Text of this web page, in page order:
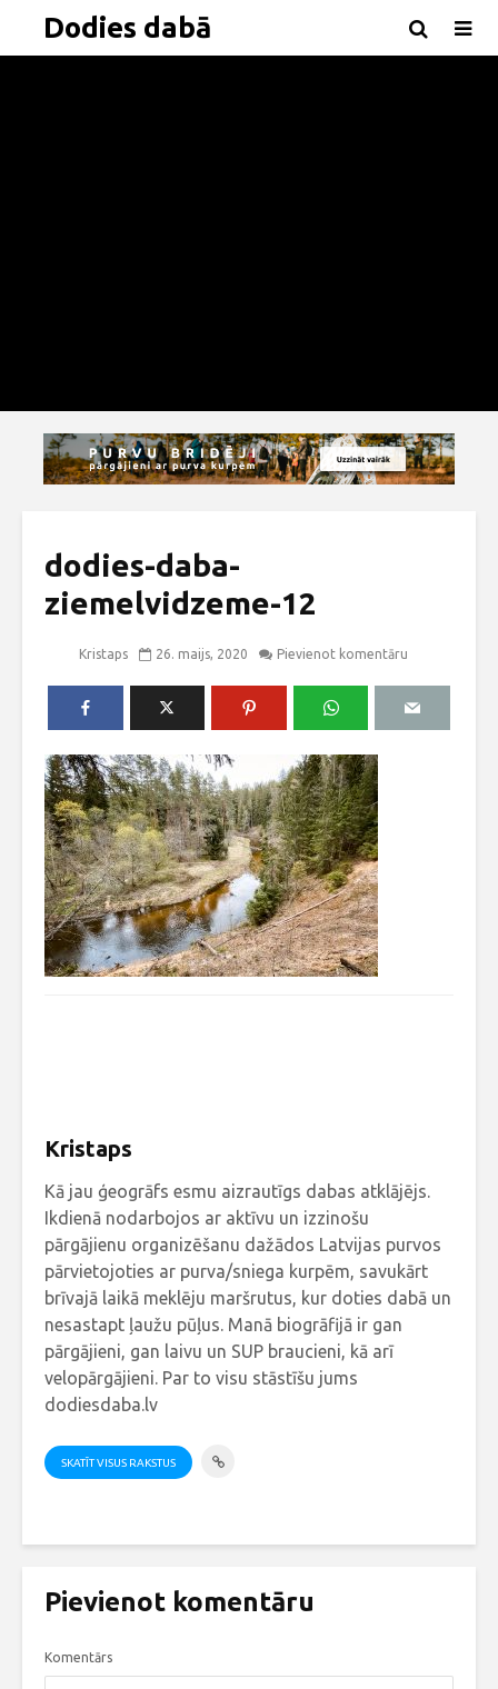
Dodies dabā
dodies-daba-
ziemelvidzeme-12
Kristaps 26. maijs, 2020 Pievienot komentāru
Kristaps
Kā jau ģeogrāfs esmu aizrautīgs dabas atklājējs.
Ikdienā nodarbojos ar aktīvu un izzinošu
pārgājienu organizēšanu dažādos Latvijas purvos
pārvietojoties ar purva/sniega kurpēm, savukārt
brīvajā laikā meklēju maršrutus, kur doties dabā un
nesastapt ļaužu pūļus. Manā biogrāfijā ir gan
pārgājieni, gan laivu un SUP braucieni, kā arī
velopārgājieni. Par to visu stāstīšu jums
dodiesdaba.lv
SKATĪT VISUS RAKSTUS
Pievienot komentāru
Komentārs